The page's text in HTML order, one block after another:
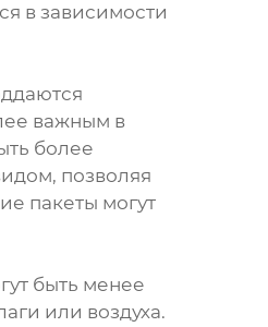
в зависимости
важным в
более
позволяя
пакеты могут
быть менее
или воздуха.